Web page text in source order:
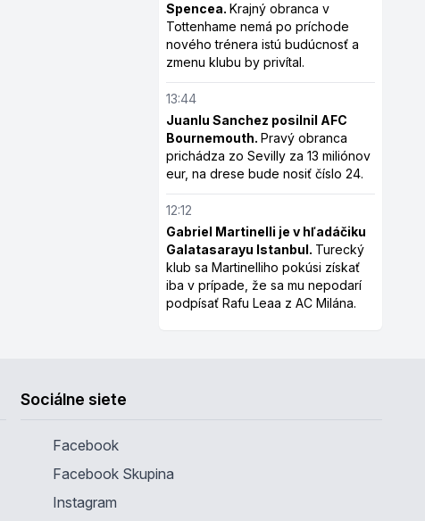
Spencea.Krajný obranca v
Tottenhame nemá po príchode
nového trénera istú budúcnosť a
zmenu klubu by privítal.
13:44
Juanlu Sanchez posilnil AFC
Bournemouth.Pravý obranca
prichádza zo Sevilly za 13 miliónov
eur, na drese bude nosiť číslo 24.
12:12
Gabriel Martinelli je v hľadáčiku
Galatasarayu Istanbul. Turecký
klub sa Martinelliho pokúsi získať
iba v prípade, že sa mu nepodarí
podpísať Rafu Leaa z AC Milána.
Sociálne siete
Facebook
Facebook Skupina
Instagram